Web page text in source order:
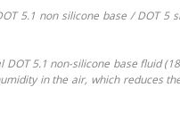
5.1 non silicone base / DOT
5.1 non-silicone base fluid
in the air, which reduces